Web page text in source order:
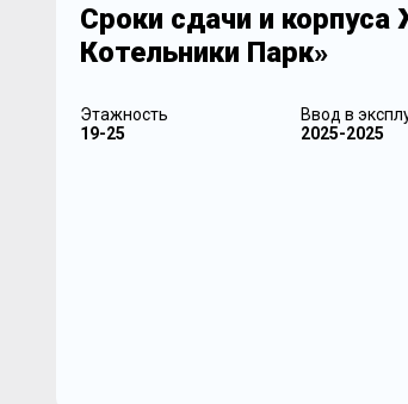
Сроки сдачи и корпуса
Котельники Парк»
Этажность
19-25
Ввод в
2025-2025